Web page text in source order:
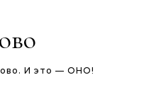
И это — ОНО!